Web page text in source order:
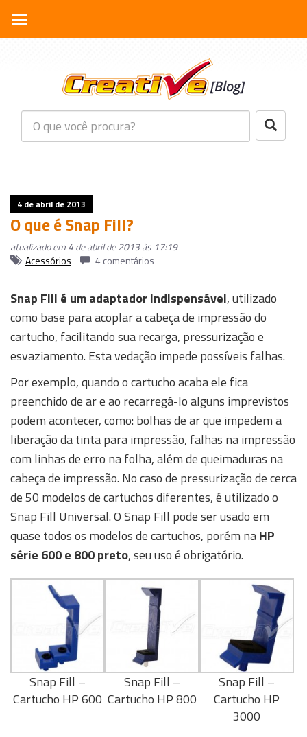
4 de abril de 2013
O que é Snap Fill?
atualizado em 4 de abril de 2013 às 17:19
Acessórios
4 comentários
Snap Fill é um adaptador indispensável, utilizado
como base para acoplar a cabeça de impressão do
cartucho, facilitando sua recarga, pressurização e
esvaziamento. Esta vedação impede possíveis falhas.
Por exemplo, quando o cartucho acaba ele fica
preenchido de ar e ao recarregá-lo alguns imprevistos
podem acontecer, como: bolhas de ar que impedem a
liberação da tinta para impressão, falhas na impressão
com linhas de erro na folha, além de queimaduras na
cabeça de impressão. No caso de pressurização de cerca
de 50 modelos de cartuchos diferentes, é utilizado o
Snap Fill Universal. O Snap Fill pode ser usado em
quase todos os modelos de cartuchos, porém naHP
série 600 e 800 preto, seu uso é obrigatório.
Snap Fill –
Cartucho HP 600
Snap Fill –
Cartucho HP 800
Snap Fill –
Cartucho HP
3000